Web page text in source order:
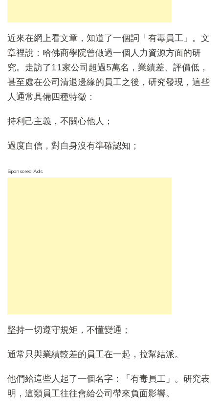
近來在網上看文章，知道了一個詞「有毒員工」。文
章裡說：哈佛商學院曾做過一個人力資源方面的研
究。走訪了11家公司超過5萬名，業績差、評價低，
甚至處在公司清退邊緣的員工之後，研究發現，這些
人通常具備四種特徵：
持利己主義，不關心他人；
過度自信，對自身沒有準確認知；
Sponsored Ads
堅持一切遵守規矩，不懂變通；
通常只與業績較差的員工在一起，拉幫結派。
他們給這些人起了一個名字：「有毒員工」。研究表
明，這類員工往往會給公司帶來負面影響。